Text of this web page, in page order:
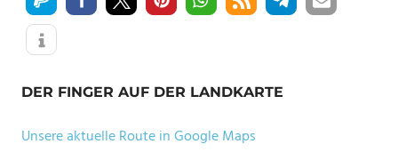
DER FINGER AUF DER LANDKARTE
Unsere aktuelle Route in Google Maps